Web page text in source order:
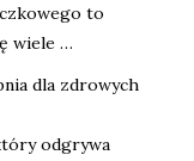
to
wiele …
dla zdrowych
odgrywa